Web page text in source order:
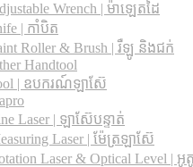
Wrench |​ ម៉ាឡេតដៃ
| កាំបិត
Roller & Brush | រឺឡូ និងជក់
Handtool
| ឧបករណ៍ឡាស៊ែ
Laser | ឡាស៊ែបន្ទាត់
Laser | ម៉ែត្រឡាស៊ែ
Laser & Optical Level |